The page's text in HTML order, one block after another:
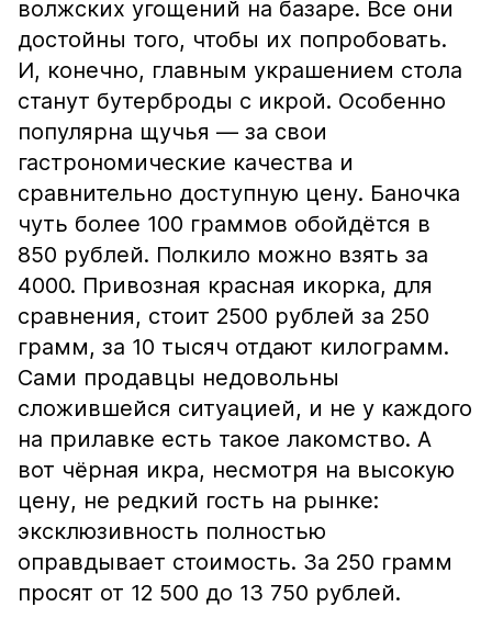
волжских угощений на базаре. Все они
достойны того, чтобы их попробовать.
И, конечно, главным украшением стола
станут бутерброды с икрой. Особенно
популярна щучья — за свои
гастрономические качества и
сравнительно доступную цену. Баночка
чуть более 100 граммов обойдётся в
850 рублей. Полкило можно взять за
4000. Привозная красная икорка, для
сравнения, стоит 2500 рублей за 250
грамм, за 10 тысяч отдают килограмм.
Сами продавцы недовольны
сложившейся ситуацией, и не у каждого
на прилавке есть такое лакомство. А
вот чёрная икра, несмотря на высокую
цену, не редкий гость на рынке:
эксклюзивность полностью
оправдывает стоимость. За 250 грамм
просят от 12 500 до 13 750 рублей.